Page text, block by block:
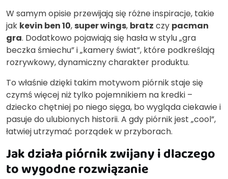
W samym opisie przewijają się różne inspiracje, takie
jak kevin ben 10, super wings, bratz czy pacman
gra. Dodatkowo pojawiają się hasła w stylu „gra
beczka śmiechu” i „kamery świat”, które podkreślają
rozrywkowy, dynamiczny charakter produktu.
To właśnie dzięki takim motywom piórnik staje się
czymś więcej niż tylko pojemnikiem na kredki –
dziecko chętniej po niego sięga, bo wygląda ciekawie i
pasuje do ulubionych historii. A gdy piórnik jest „cool”,
łatwiej utrzymać porządek w przyborach.
Jak działa piórnik zwijany i dlaczego
to wygodne rozwiązanie